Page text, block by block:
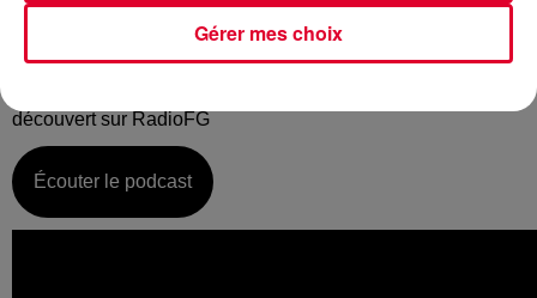
aujourd’hui dans l’univers créatif d’un duo anglais
Disclosure. Deux frères et une petite entreprise qui n’a
jamais vraiment connue la crise car dès le début, Disclosure
découvert sur RadioFG
Écouter le podcast
Gérer mes choix